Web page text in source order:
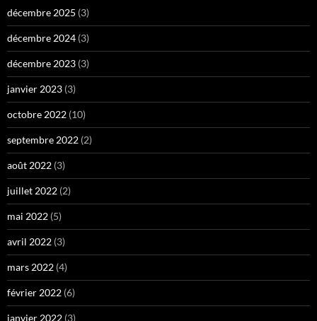
décembre 2025 (3)
décembre 2024 (3)
décembre 2023 (3)
janvier 2023 (3)
octobre 2022 (10)
septembre 2022 (2)
août 2022 (3)
juillet 2022 (2)
mai 2022 (5)
avril 2022 (3)
mars 2022 (4)
février 2022 (6)
janvier 2022 (3)